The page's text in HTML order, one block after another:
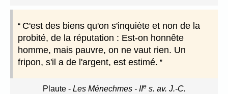
C'est des biens qu'on s'inquiète et non de la
probité, de la réputation : Est-on honnête
homme, mais pauvre, on ne vaut rien. Un
fripon, s'il a de l'argent, est estimé.
Plaute- Les Ménechmes - IIes. av. J.-C.